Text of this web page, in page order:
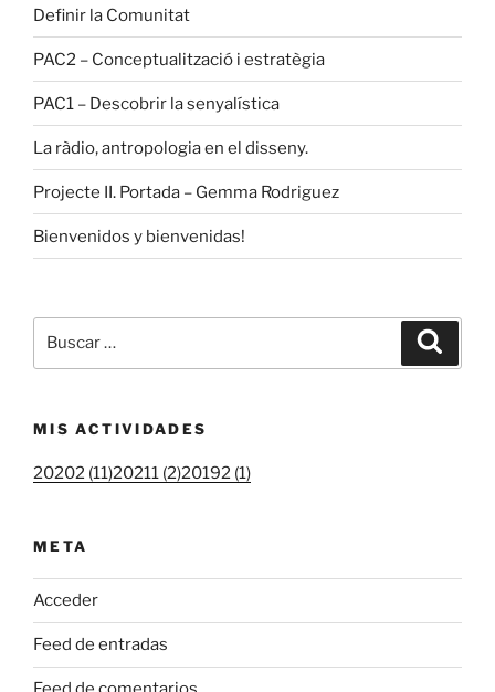
Definir la Comunitat
PAC2 – Conceptualització i estratègia
PAC1 – Descobrir la senyalística
La ràdio, antropologia en el disseny.
Projecte II. Portada – Gemma Rodriguez
Bienvenidos y bienvenidas!
por:
MIS ACTIVIDADES
20202 (11)20211 (2)20192 (1)
META
Acceder
Feed de entradas